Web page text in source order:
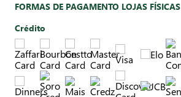
FORMAS DE PAGAMENTO LOJAS FÍSICAS
Crédito